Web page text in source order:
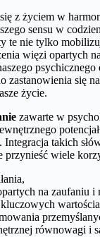
z życiem w
sensu w
te nie tylko
więzi opartych
psychicznego
zastanowienia się
życie.
zawarte w
takich
przynieść wiele
na zaufaniu i
równowagi i